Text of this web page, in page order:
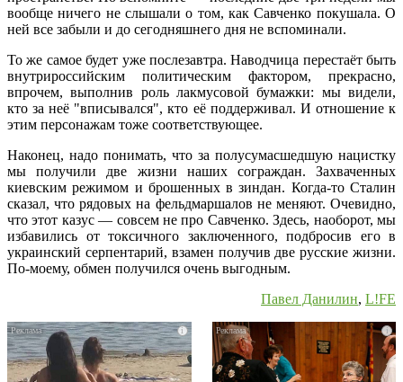
вообще ничего не слышали о том, как Савченко покушала. О
ней все забыли и до сегодняшнего дня не вспоминали.
То же самое будет уже послезавтра. Наводчица перестаёт быть
внутрироссийским политическим фактором, прекрасно,
впрочем, выполнив роль лакмусовой бумажки: мы видели,
кто за неё "вписывался", кто её поддерживал. И отношение к
этим персонажам тоже соответствующее.
Наконец, надо понимать, что за полусумасшедшую нацистку
мы получили две жизни наших сограждан. Захваченных
киевским режимом и брошенных в зиндан. Когда-то Сталин
сказал, что рядовых на фельдмаршалов не меняют. Очевидно,
что этот казус — совсем не про Савченко. Здесь, наоборот, мы
избавились от токсичного заключенного, подбросив его в
украинский серпентарий, взамен получив две русские жизни.
По-моему, обмен получился очень выгодным.
Павел Данилин, L!FE
i i